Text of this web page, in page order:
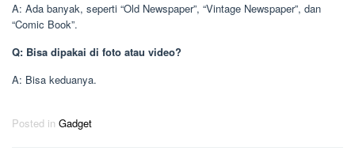
A: Ada banyak, seperti “Old Newspaper”, “Vintage Newspaper”, dan
“Comic Book”.
Q: Bisa dipakai di foto atau video?
A: Bisa keduanya.
Posted in Gadget